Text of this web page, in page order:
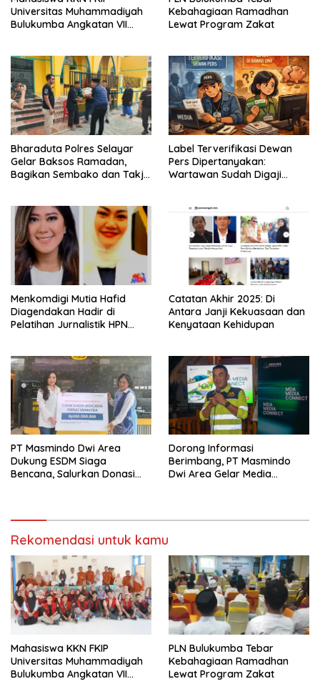
Universitas Muhammadiyah
Bulukumba Angkatan VII
Kebahagiaan Ramadhan
Lewat Program Zakat
Bharaduta Polres Selayar
Gelar Baksos Ramadan,
Bagikan Sembako dan Takjil
Label Terverifikasi Dewan
Pers Dipertanyakan:
Wartawan Sudah Digaji
Menkomdigi Mutia Hafid
Diagendakan Hadir di
Pelatihan Jurnalistik HPN
‎Catatan Akhir 2025: Di
Antara Janji Kekuasaan dan
Kenyataan Kehidupan
PT Masmindo Dwi Area
Dukung ESDM Siaga
Bencana, Salurkan Donasi
‎Dorong Informasi
Berimbang, PT Masmindo
Dwi Area Gelar Media
Rekomendasi untuk kamu
Mahasiswa KKN FKIP
Universitas Muhammadiyah
Bulukumba Angkatan VII
PLN Bulukumba Tebar
Kebahagiaan Ramadhan
Lewat Program Zakat